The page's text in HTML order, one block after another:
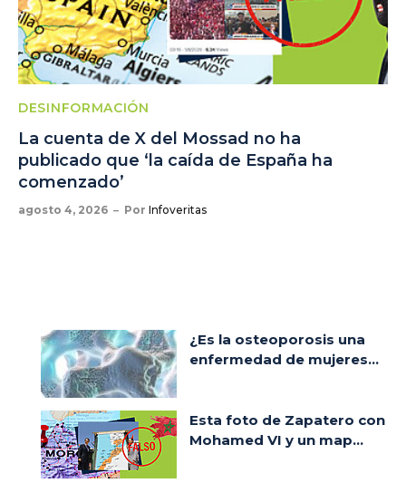
DESINFORMACIÓN
La cuenta de X del Mossad no ha
publicado que ‘la caída de España ha
comenzado’
agosto 4, 2026 Por Infoveritas
¿Es la osteoporosis una
enfermedad de mujeres...
Esta foto de Zapatero con
Mohamed VI y un map...